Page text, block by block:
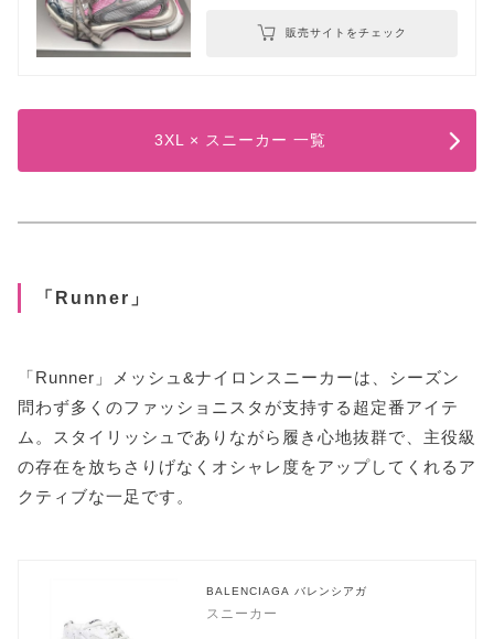
販売サイトをチェック
3XL × スニーカー 一覧
「Runner」
「Runner」メッシュ&ナイロンスニーカーは、シーズン
問わず多くのファッショニスタが支持する超定番アイテ
ム。スタイリッシュでありながら履き心地抜群で、主役級
の存在を放ちさりげなくオシャレ度をアップしてくれるア
クティブな一足です。
BALENCIAGA バレンシアガ
スニーカー